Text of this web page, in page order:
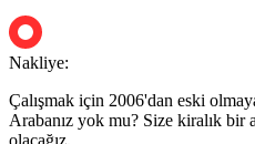
Nakliye:
Çalışmak için 2006'dan eski
Arabanız yok mu? Size kiralık bir